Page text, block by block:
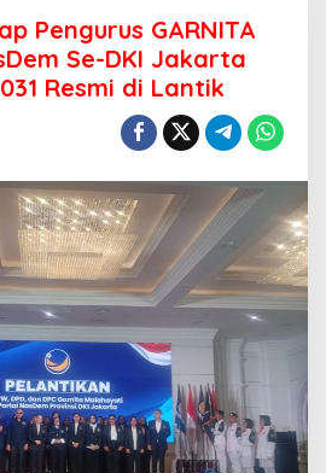
Pengurus GARNITA
Se-DKI Jakarta
Resmi di Lantik